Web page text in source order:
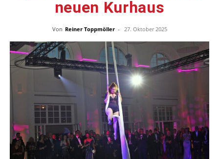
neuen Kurhaus
Von Reiner Toppmöller - 27. Oktober 2025